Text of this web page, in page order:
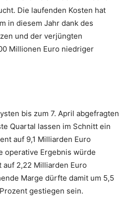
Die laufenden Kosten hat
in diesem Jahr dank des
und der verjüngten
Millionen Euro niedriger
bis zum 7. April abgefragten
Quartal lassen im Schnitt ein
auf 9,1 Milliarden Euro
operative Ergebnis würde
2,22 Milliarden Euro
Marge dürfte damit um 5,5
gestiegen sein.